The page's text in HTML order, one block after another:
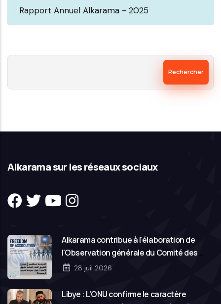
Rapport Annuel Alkarama - 2025
Alkarama sur les réseaux sociaux
Alkarama contribue à l'élaboration de
l'Observation générale du Comité des
droits de l'homme des Nations Unies sur la
28 juil 2026
Libye : L'ONU confirme le caractère